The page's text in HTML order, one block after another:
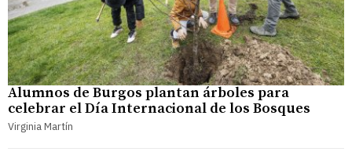
Alumnos de Burgos plantan árboles para
celebrar el Día Internacional de los Bosques
Virginia Martín